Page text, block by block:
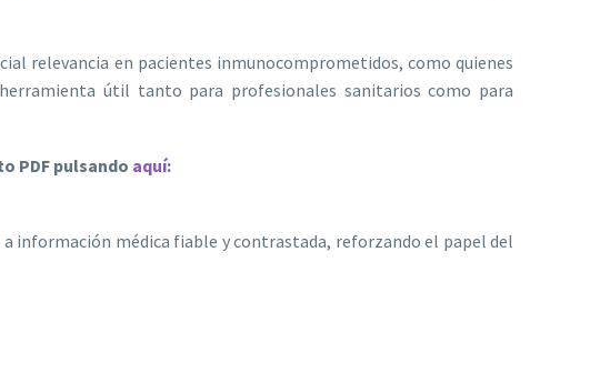
relevancia en pacientes inmunocomprometidos, como quienes
útil tanto para profesionales sanitarios como para
PDF pulsando aquí:
a información médica fiable y contrastada, reforzando el papel del